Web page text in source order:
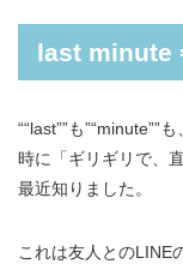
last minute
““last””も
時に「ギリギリで、
最近知りました。
これは友人とのLINE